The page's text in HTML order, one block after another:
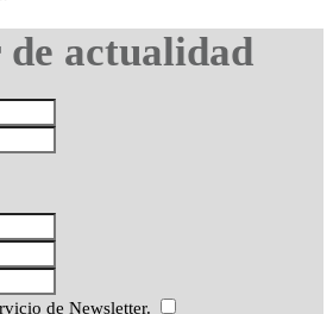
actualidad
de Newsletter.